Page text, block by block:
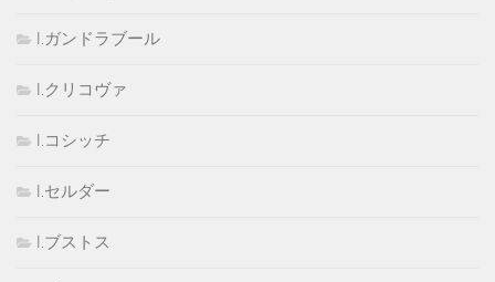
I.ガンドラブール
I.クリコヴァ
I.コシッチ
I.セルダー
I.ブストス